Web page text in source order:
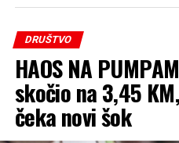
DRUŠTVO
HAOS NA
skočio na 3,45
čeka novi šok